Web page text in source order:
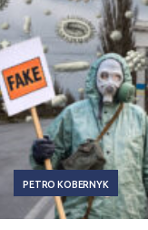
PETRO KOBERNYK